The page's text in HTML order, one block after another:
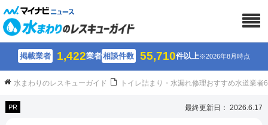
掲載業者 1,422業者相談件数 55,710件以上※2026年8月時点
水まわりのレスキューガイド トイレ詰まり・水漏れ修理おすすめ水道業
PR 最終更新日： 2026.6.17